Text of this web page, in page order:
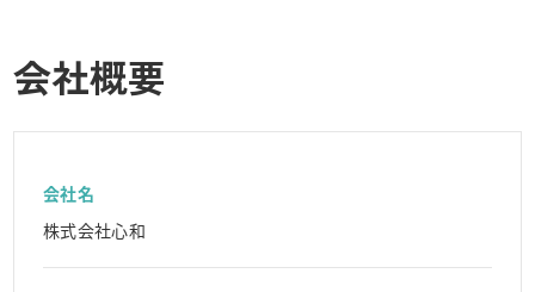
会社概要
会社名
株式会社心和